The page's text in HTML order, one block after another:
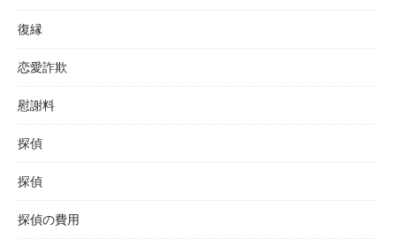
復縁
恋愛詐欺
慰謝料
探偵
探偵
探偵の費用